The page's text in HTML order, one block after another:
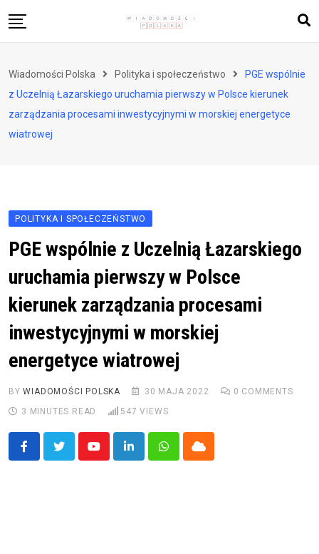
to
Zdrowie i styl życia
Polityka i społeczeństwo
Nauka i technologie
Wiadomości Polska Polityka i społeczeństwo
PGE wspólnie
z Uczelnią Łazarskiego uruchamia pierwszy w Polsce kierunek
zarządzania procesami inwestycyjnymi w morskiej energetyce
wiatrowej
POLITYKA I SPOŁECZEŃSTWO
PGE wspólnie z Uczelnią Łazarskiego
uruchamia pierwszy w Polsce
kierunek zarządzania procesami
inwestycyjnymi w morskiej
energetyce wiatrowej
BYWIADOMOŚCI POLSKA 30 MAJA 2022 0 COMMENTS
3 MINUTES READ
547 VIEWS
YoutubeLinkedInWhatsappCloud